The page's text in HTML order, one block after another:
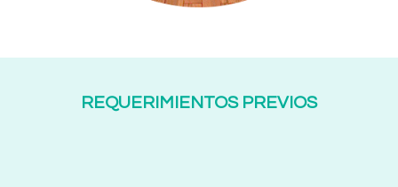
REQUERIMIENTOS PREVIOS